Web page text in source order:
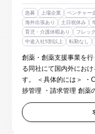
急募 上場企業 ベンチャー
海外出張あり
土日祝休み
育児・介護休暇あり
フレッ
中途入社5割以上
転勤なし
創薬・創薬支援事業を
る同社にて国内外にお
す。 ＜具体的には＞ ・CRO企業の選定 ・契約締結 ・案件進
捗管理 ・請求管理 創薬
CROへ委託しているた
心にお任せいたします